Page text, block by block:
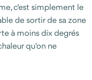
c'est simplement le
de sortir de sa zone
à moins dix degrés
qu'on ne